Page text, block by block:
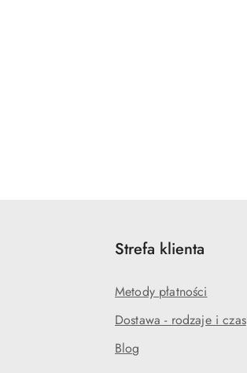
Strefa klienta
Metody płatności
Dostawa - rodzaje i czas
Blog